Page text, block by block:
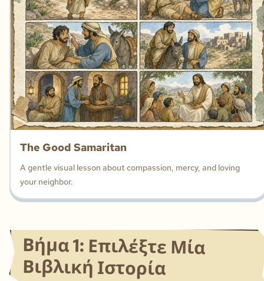
The Good Samaritan
A gentle visual lesson about compassion, mercy, and loving
your neighbor.
Βήμα 1: Επιλέξτε Μία
Βιβλική Ιστορία